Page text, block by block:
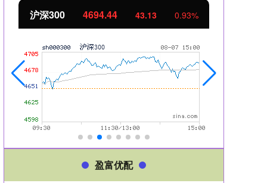
沪深300 4694.44 43.13 0.93%
盈富优配